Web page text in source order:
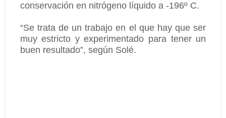
conservación en nitrógeno líquido a -196º C.
“Se trata de un trabajo en el que hay que ser
muy estricto y experimentado para tener un
buen resultado”, según Solé.